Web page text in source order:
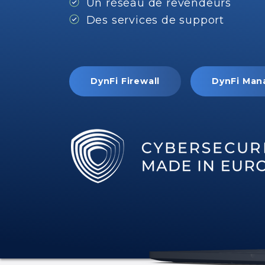
Un réseau de revendeurs
Des services de support
DynFi Firewall DynFi